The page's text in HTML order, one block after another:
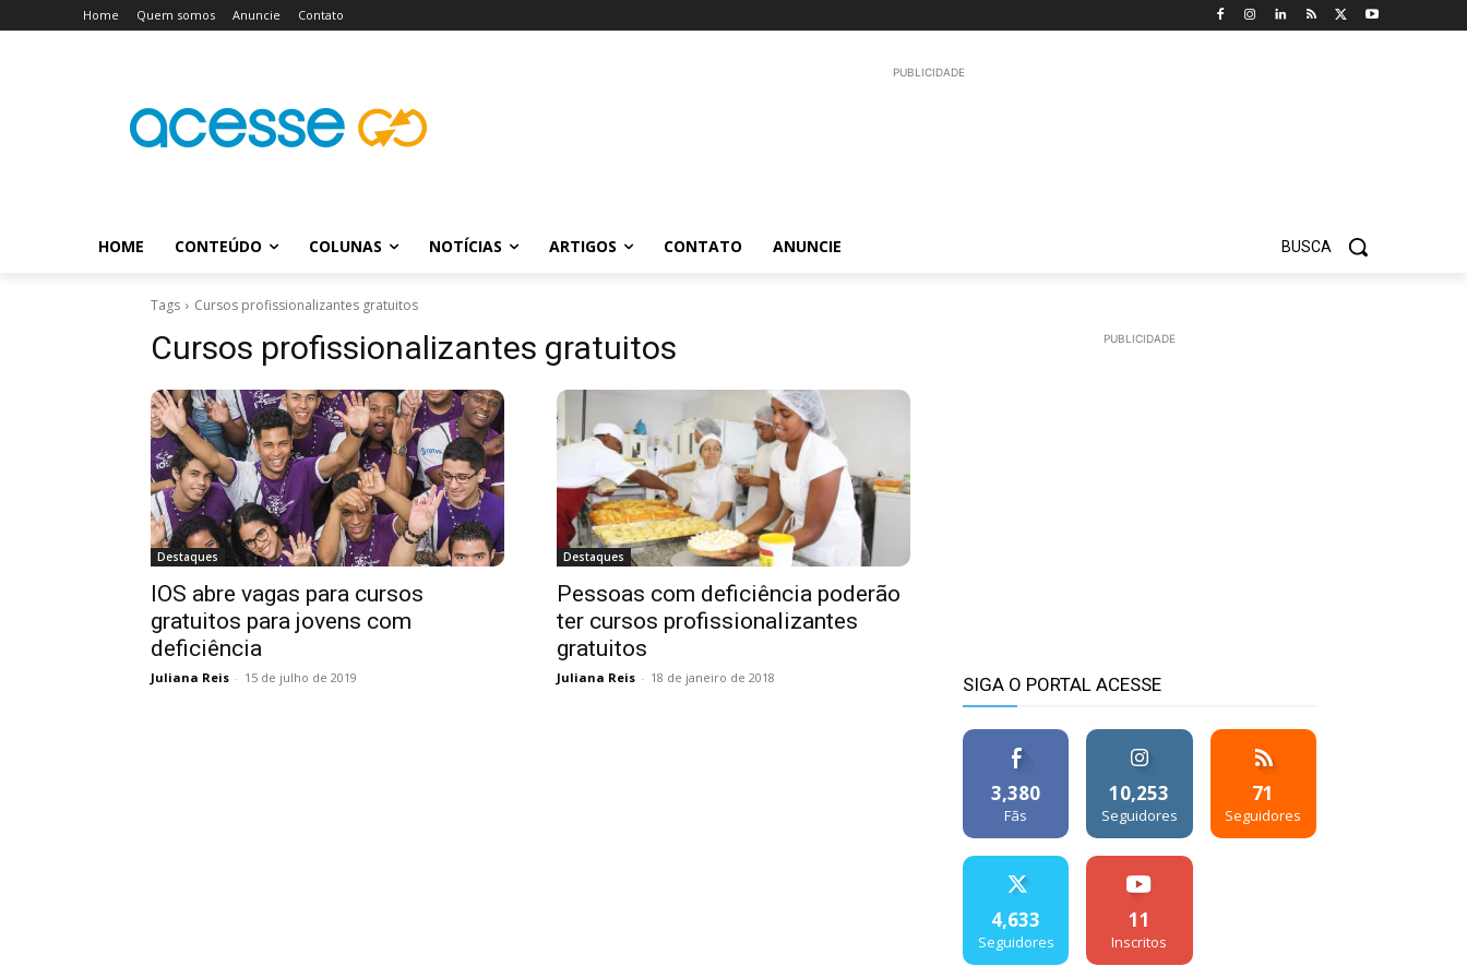
Home Quem somos Anuncie Contato
PUBLICIDADE
HOME CONTEÚDO COLUNAS NOTÍCIAS ARTIGOS CONTATO ANUNCIE BUSCA
Tags Cursos profissionalizantes gratuitos
Cursos profissionalizantes gratuitos
Destaques
IOS abre vagas para cursos
gratuitos para jovens com
deficiência
Juliana Reis - 15 de julho de 2019
Destaques
Pessoas com deficiência poderão
ter cursos profissionalizantes
gratuitos
Juliana Reis - 18 de janeiro de 2018
PUBLICIDADE
SIGA O PORTAL ACESSE
3,380
Fãs
10,253
Seguidores
71
Seguidores
4,633
Seguidores
11
Inscritos